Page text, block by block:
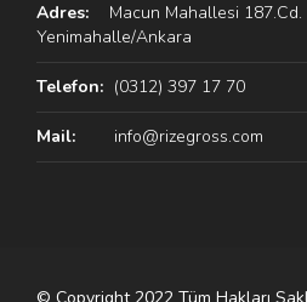
Adres:
Macun Mahallesi
Yenimahalle/Ankara
Telefon: (0312) 397 17 70
Mail: info@rizegross.com